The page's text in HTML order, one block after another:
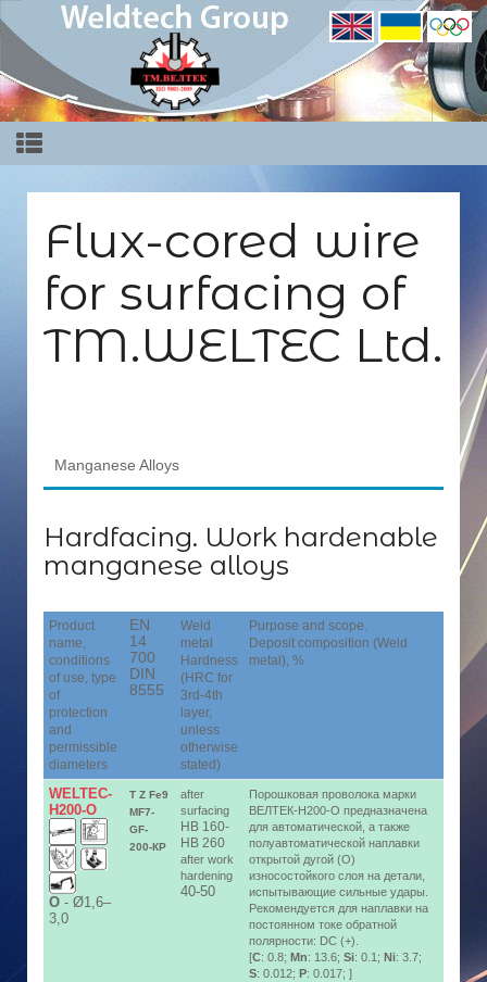
Flux-cored wire
for surfacing of
TM.WELTEC Ltd.
Manganese Alloys
Hardfacing. Work hardenable
manganese alloys
Product
name,
conditions
of use, type
of
protection
and
permissible
diameters
EN
14
700
DIN
8555
Weld
metal
Hardness
(HRC for
3rd-4th
layer,
unless
otherwise
stated)
Purpose and scope.
Deposit composition (Weld
metal), %
WELTEC-
H200-O
О - Ø1,6–
3,0
T Z Fe9
MF7-
GF-
200-КP
after
surfacing
HB 160-
HB 260
after work
hardening
40-50
Порошковая проволока марки
ВЕЛТЕК-Н200-О предназначена
для автоматической, а также
полуавтоматической наплавки
открытой дугой (О)
износостойкого слоя на детали,
испытывающие сильные удары.
Рекомендуется для наплавки на
постоянном токе обратной
полярности: DC (+).
[C: 0.8; Mn: 13.6; Si: 0.1; Ni: 3.7;
S: 0.012; P: 0.017; ]